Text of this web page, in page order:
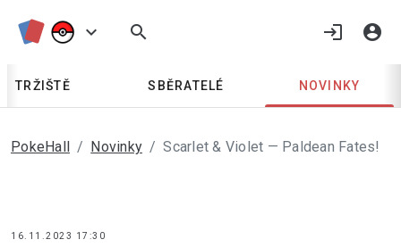
keyboard_arrow_down search login account_circle
TRŽIŠTĚ SBĚRATELÉ NOVINKY
PokeHall Novinky Scarlet & Violet — Paldean Fates!
16.11.2023 17:30